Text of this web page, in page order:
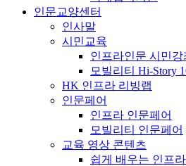
인문교양센터
인사말
시민교육
인프라인문 시민강
모빌리티 Hi-Story
HK 인프라 리빙랩
인문페어
인프라 인문페어
모빌리티 인문페어
교육 영상 콘텐츠
쉽게 배우는 인프